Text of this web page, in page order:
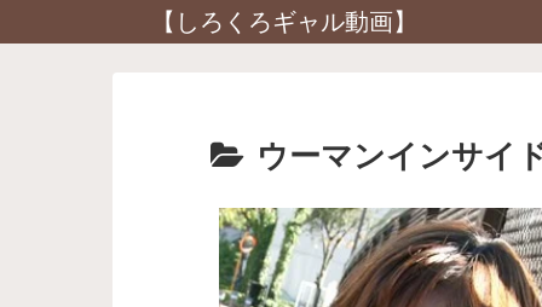
【しろくろギャル動画】
ウーマンインサイ